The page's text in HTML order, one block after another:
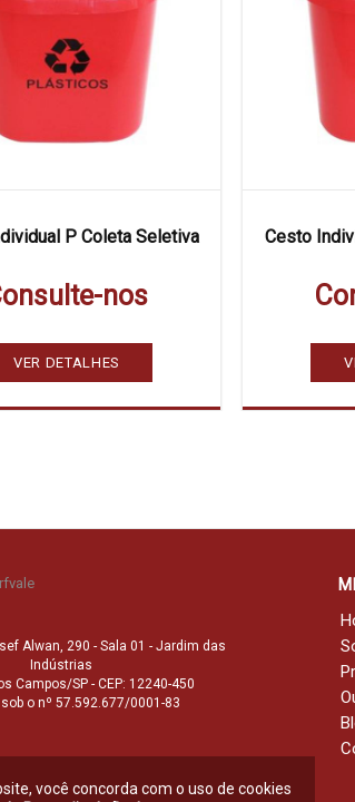
P Coleta Seletiva
nos
VER DETALHES
Cesto
Alwan, 290 - Sala 01 - Jardim das
Indústrias
Campos/SP - CEP: 12240-450
sob o nº 57.592.677/0001-83
você concorda com o uso de cookies